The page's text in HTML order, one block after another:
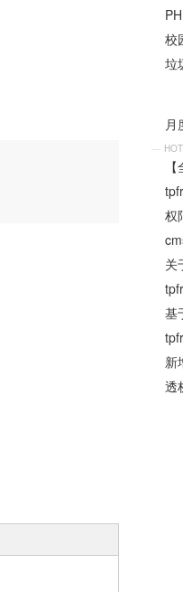
垃
月
权
关
新
透